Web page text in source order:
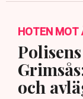
HOTEN MOT
och